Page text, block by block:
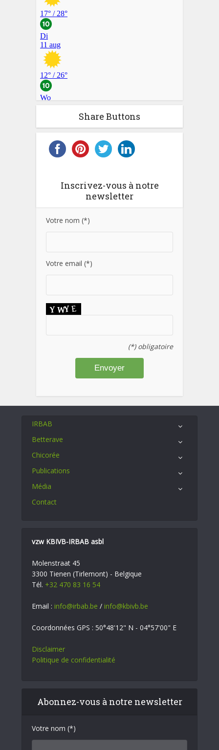
Share Buttons
Inscrivez-vous à notre
newsletter
Votre nom (*)
Votre email (*)
(*) obligatoire
IRBAB
Betterave
Chicorée
Publications
Média
Contact
vzw KBIVB-IRBAB asbl
Molenstraat 45
3300 Tienen (Tirlemont) - Belgique
Tél. +32 470 83 16 54
Email : info@irbab.be / info@kbivb.be
Coordonnées GPS : 50°48'12" N - 04°57'00" E
Disclaimer
Politique de confidentialité
Abonnez-vous à notre newsletter
Votre nom (*)